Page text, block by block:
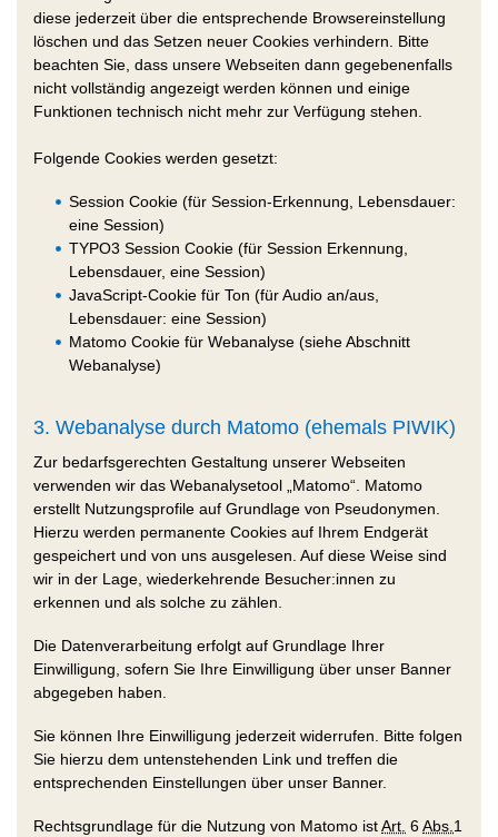
diese jederzeit über die entsprechende Browsereinstellung
löschen und das Setzen neuer Cookies verhindern. Bitte
beachten Sie, dass unsere Webseiten dann gegebenenfalls
nicht vollständig angezeigt werden können und einige
Funktionen technisch nicht mehr zur Verfügung stehen.
Folgende Cookies werden gesetzt:
Session Cookie (für Session-Erkennung, Lebensdauer:
eine Session)
TYPO3 Session Cookie (für Session Erkennung,
Lebensdauer, eine Session)
JavaScript-Cookie für Ton (für Audio an/aus,
Lebensdauer: eine Session)
Matomo Cookie für Webanalyse (siehe Abschnitt
Webanalyse)
3. Webanalyse durch Matomo (ehemals PIWIK)
Zur bedarfsgerechten Gestaltung unserer Webseiten
verwenden wir das Webanalysetool „Matomo“. Matomo
erstellt Nutzungsprofile auf Grundlage von Pseudonymen.
Hierzu werden permanente Cookies auf Ihrem Endgerät
gespeichert und von uns ausgelesen. Auf diese Weise sind
wir in der Lage, wiederkehrende Besucher:innen zu
erkennen und als solche zu zählen.
Die Datenverarbeitung erfolgt auf Grundlage Ihrer
Einwilligung, sofern Sie Ihre Einwilligung über unser Banner
abgegeben haben.
Sie können Ihre Einwilligung jederzeit widerrufen. Bitte folgen
Sie hierzu dem untenstehenden Link und treffen die
entsprechenden Einstellungen über unser Banner.
Rechtsgrundlage für die Nutzung von Matomo istArt. 6Abs. 1